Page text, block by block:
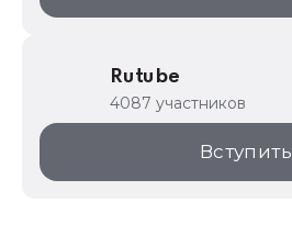
Rutube
4087 участников
Вступить